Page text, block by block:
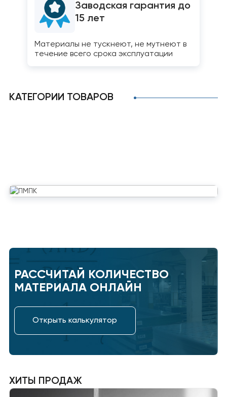
Заводская гарантия до
15 лет
Материалы не тускнеют, не мутнеют в
течение всего срока эксплуатации
КАТЕГОРИИ ТОВАРОВ
РАССЧИТАЙ КОЛИЧЕСТВО
МАТЕРИАЛА ОНЛАЙН
Открыть калькулятор
ХИТЫ ПРОДАЖ